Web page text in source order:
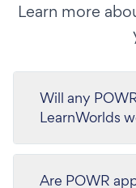
Learn more
Will any
LearnWorlds
Are POWR